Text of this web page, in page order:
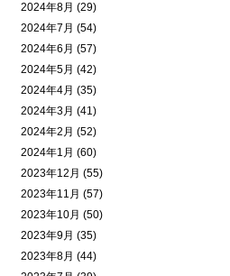
2024年8月 (29)
2024年7月 (54)
2024年6月 (57)
2024年5月 (42)
2024年4月 (35)
2024年3月 (41)
2024年2月 (52)
2024年1月 (60)
2023年12月 (55)
2023年11月 (57)
2023年10月 (50)
2023年9月 (35)
2023年8月 (44)